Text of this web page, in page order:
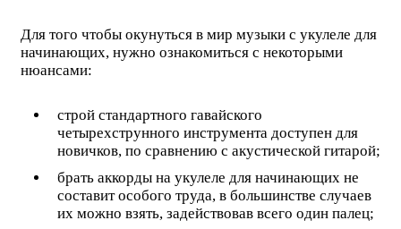
Для того чтобы окунуться в мир музыки с укулеле для
начинающих, нужно ознакомиться с некоторыми
нюансами:
строй стандартного гавайского
четырехструнного инструмента доступен для
новичков, по сравнению с акустической гитарой;
брать аккорды на укулеле для начинающих не
составит особого труда, в большинстве случаев
их можно взять, задействовав всего один палец;